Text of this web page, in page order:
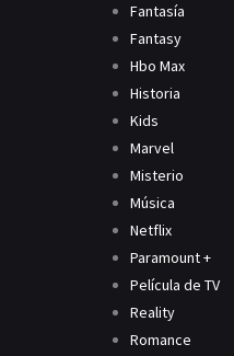
Fantasía
Fantasy
Hbo Max
Historia
Kids
Marvel
Misterio
Música
Netflix
Paramount +
Película de TV
Reality
Romance